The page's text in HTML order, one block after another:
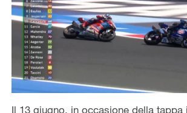
Il 13 giugno, in occasione della tappa